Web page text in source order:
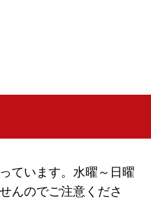
ています。水曜～日曜
んのでご注意くださ